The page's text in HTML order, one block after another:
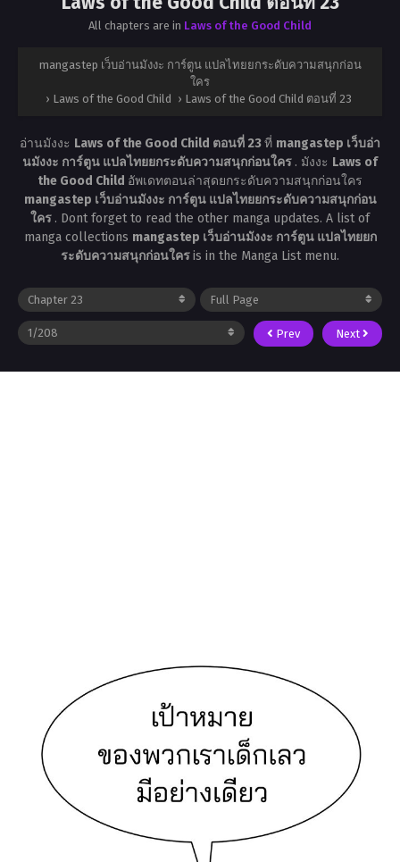
All chapters are in Laws of the Good Child
mangastep เว็บอ่านมังงะ การ์ตูน แปลไทยยกระดับความสนุกก่อน
ใคร
› Laws of the Good Child › Laws of the Good Child ตอนที่ 23
อ่านมังงะ Laws of the Good Child ตอนที่ 23ที่ mangastep เว็บอ่า
นมังงะ การ์ตูน แปลไทยยกระดับความสนุกก่อนใคร . มังงะ Laws of
the Good Child อัพเดทตอนล่าสุดยกระดับความสนุกก่อนใคร
mangastep เว็บอ่านมังงะ การ์ตูน แปลไทยยกระดับความสนุกก่อน
ใคร . Dont forget to read the other manga updates. A list of
manga collections mangastep เว็บอ่านมังงะ การ์ตูน แปลไทยยก
ระดับความสนุกก่อนใครis in the Manga List menu.
Prev Next